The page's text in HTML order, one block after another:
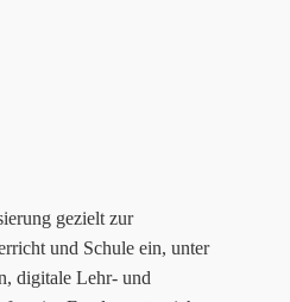
gezielt zur
und Schule ein, unter
digitale Lehr- und